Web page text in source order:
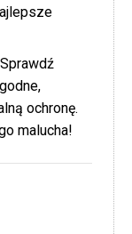
ochronę.
malucha!